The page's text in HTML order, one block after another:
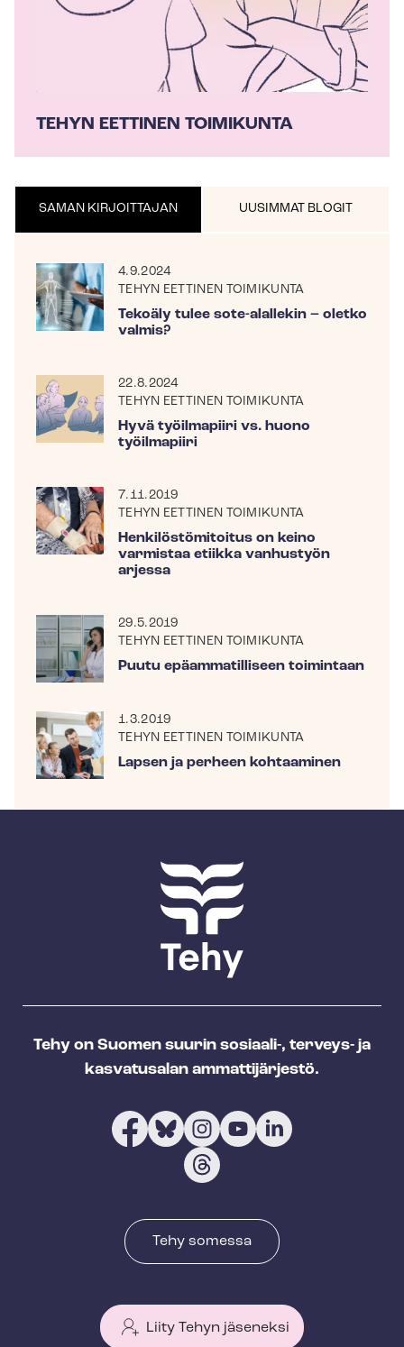
TEHYN EETTINEN TOIMIKUNTA
SAMAN KIRJOITTAJAN UUSIMMAT BLOGIT
4.9.2024
TEHYN EETTINEN TOIMIKUNTA
Tekoäly tulee sote-alallekin – oletko
valmis?
22.8.2024
TEHYN EETTINEN TOIMIKUNTA
Hyvä työilmapiiri vs. huono
työilmapiiri
7.11.2019
TEHYN EETTINEN TOIMIKUNTA
Hen­ki­lös­tö­mi­toi­tus on keino
varmistaa etiikka vanhustyön
arjessa
29.5.2019
TEHYN EETTINEN TOIMIKUNTA
Puutu epäammatilliseen toimintaan
1.3.2019
TEHYN EETTINEN TOIMIKUNTA
Lapsen ja perheen kohtaaminen
Tehy on Suomen suurin sosiaali-, terveys- ja
kasvatusalan ammattijärjestö.
Tehy somessa
Liity Tehyn jäseneksi